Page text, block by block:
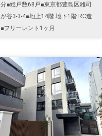
分■総戸数68戸■東京都豊島区雑司
が谷3-3-4■地上14階 地下1階 RC造
■フリーレント1ヶ月